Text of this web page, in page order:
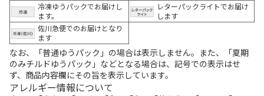
冷凍ゆうパックでお届けし
ます。
レターパックライトでお届け
します
佐川急便でのお届けとなり
ます
なお、「普通ゆうパック」の場合は表示しません。また、「夏期
のみチルドゆうパック」などとなる場合は、記号での表示はせ
ず、商品内容欄にその旨を表示しています。
アレルギー情報について